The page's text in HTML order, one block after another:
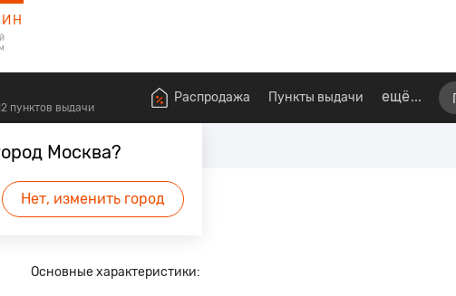
Москва?
Нет, изменить город
пунктов выдачи
Распродажа Пункты выдачи ещё
Домашние метеостанции
Основные характеристики: